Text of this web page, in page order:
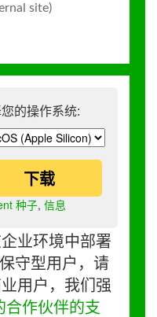
site)
的操作系统:
下载
种子, 信息
业环境中部署
守型用户，请
用户，我们强
合作伙伴的支